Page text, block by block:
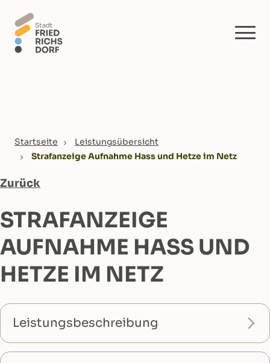
You are here:
Startseite
Leistungsübersicht
Strafanzeige Aufnahme Hass und Hetze im Netz
Zurück
STRAFANZEIGE
AUFNAHME HASS UND
HETZE IM NETZ
Leistungsbeschreibung